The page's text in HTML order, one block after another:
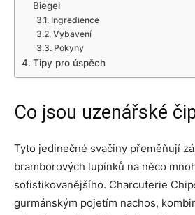
Biegel
Ingredience
Vybavení
Pokyny
Tipy pro úspěch
Co jsou uzenářské
Tyto jedinečné svačiny přeměňují
bramborových lupínků na něco
sofistikovanějšího. Charcuterie
gurmánským pojetím nachos,